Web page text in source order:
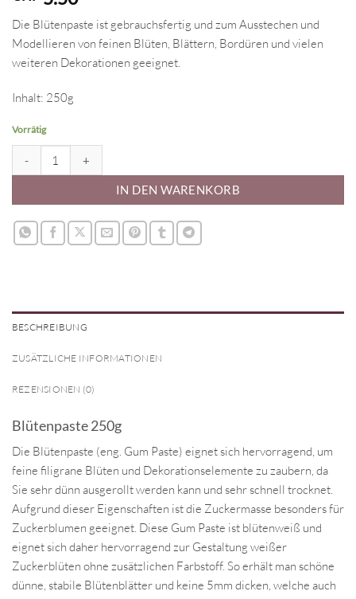
Die Blütenpaste ist gebrauchsfertig und zum Ausstechen und
Modellieren von feinen Blüten, Blättern, Bordüren und vielen
weiteren Dekorationen geeignet.
Inhalt: 250g
Vorrätig
IN DEN WARENKORB
BESCHREIBUNG
ZUSÄTZLICHE INFORMATIONEN
REZENSIONEN (0)
Blütenpaste 250g
Die Blütenpaste (eng. Gum Paste) eignet sich hervorragend, um
feine filigrane Blüten und Dekorationselemente zu zaubern, da
Sie sehr dünn ausgerollt werden kann und sehr schnell trocknet.
Aufgrund dieser Eigenschaften ist die Zuckermasse besonders für
Zuckerblumen geeignet. Diese Gum Paste ist blütenweiß und
eignet sich daher hervorragend zur Gestaltung weißer
Zuckerblüten ohne zusätzlichen Farbstoff. So erhält man schöne
dünne, stabile Blütenblätter und keine 5mm dicken, welche auch